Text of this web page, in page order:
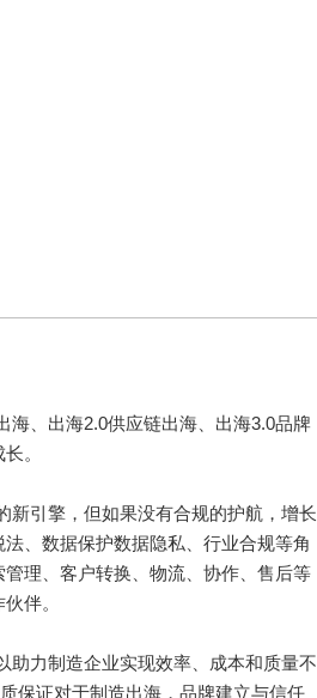
、出海2.0供应链出海、出海3.0品牌
。
引擎，但如果没有合规的护航，增长
、数据保护数据隐私、行业合规等角
理、客户转换、物流、协作、售后等
伴。
力制造企业实现效率、成本和质量不
保证对于制造出海，品牌建立与信任